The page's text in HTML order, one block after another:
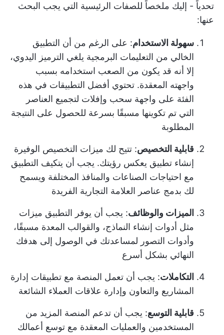
تحدياً - إليك ملخصاً للصفات الرئيسية التي يجب البحث
عنها:
سهولة الاستخدام: على الرغم من أن التطبيق
الخالي من التعليمات البرمجية يلغي الترميز اليدوي،
إلا أنه قد يكون من الصعب استخدامه بسبب
واجهته المعقدة. تحتوي أفضل التطبيقات في هذه
الفئة على واجهة سحب وإفلات لتجميع العناصر
التي تم تكوينها مسبقًا بسرعة للحصول على النتيجة
المطلوبة
قابلية التخصيص: تتيح لك ميزات التخصيص الوفيرة
إنشاء تطبيق يعكس رؤيتك. يجب أن يتكيف التطبيق
مع احتياجات الصناعات والمنافذ المختلفة ويسمح
لك بدمج عناصر العلامة التجارية الفريدة
الميزات والوظائف: يجب أن يوفر التطبيق ميزات
مثل أدوات إنشاء النماذج، والقوالب المعدة مسبقًا،
وأدوات التصور لمساعدتك في الوصول إلى هدفك
النهائي بشكل أسرع
التكاملات: يجب أن تعمل المنصة مع تطبيقات إدارة
المشاريع والتعاون وإدارة علاقات العملاء الشائعة
قابلية التوسع: يجب أن تدعم المنصة المزيد من
المستخدمين والعمليات المعقدة مع توسع أعمالك